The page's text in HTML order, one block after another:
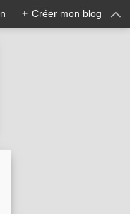
+ Créer mon blog